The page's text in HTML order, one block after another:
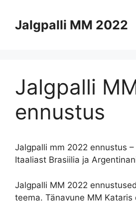
contentJalgpalli MM 2022
Jalgpalli
ennustus
Jalgpalli mm 2022 ennustus
Itaaliast Brasiilia ja
Jalgpalli MM 2022
teema. Tänavune MM Kataris